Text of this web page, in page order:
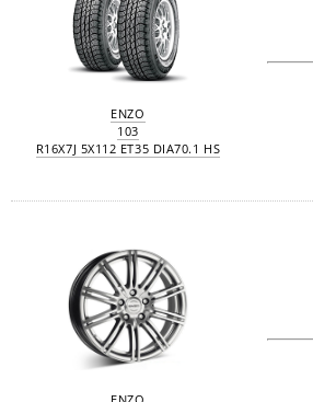
ENZO
103
R16X7J 5X112 ET35 DIA70.1 HS
ENZO